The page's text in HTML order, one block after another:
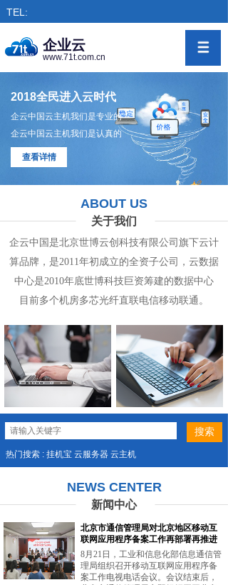
TEL:
企业云
www.71t.com.cn
2018全民进入云时代
企云中国云主机我们是专业的
企云中国云主机我们是认真的
查看详情
ABOUT US
关于我们
企云中国是北京世博云创科技有限公司旗下云计
算品牌，是2011年初成立的全资子公司， 云数据
中心是2010年底世博科技巨资筹建的数据中心
目前多个机房多芯光纤直联电信移动联通。
热门搜索 : 挂机宝 云服务器 云主机
NEWS CENTER
新闻中心
北京市通信管理局对北京地区移动互
联网应用程序备案工作再部署再推进
8月21日，工业和信息化部信息通信管
理局组织召开移动互联网应用程序备
案工作电视电话会议。会议结束后，